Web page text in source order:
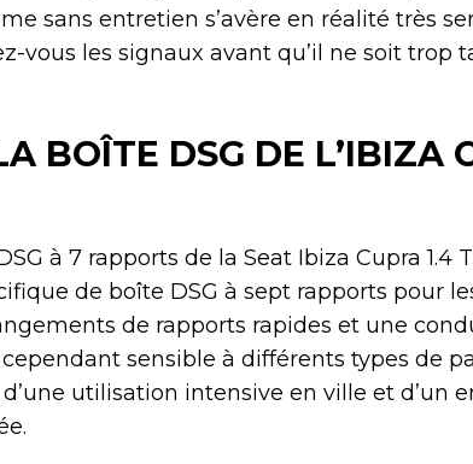
sans entretien s’avère en réalité très
vous les signaux avant qu’il ne soit trop
BOÎTE DSG DE L’IBIZA
à 7 rapports de la Seat Ibiza Cupra 1.4
de boîte DSG à sept rapports pour
de rapports rapides et une
sensible à différents types de
d’une utilisation intensive en ville et d’un